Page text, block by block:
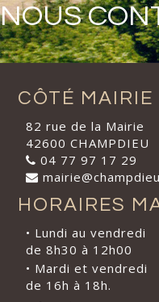
NOUS
CÔTÉ MAIRIE
82 rue de la Mairie
42600 CHAMPDIEU
04 77 97 17 29
HORAIRES
• Lundi au vendredi
de 8h30 à 12h00
• Mardi et vendredi
de 16h à 18h.